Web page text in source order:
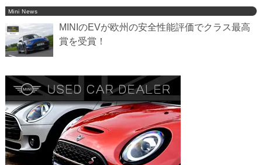
Mini News
MINIのEVが欧州の安全性能評価でクラス最高
賞を受賞！